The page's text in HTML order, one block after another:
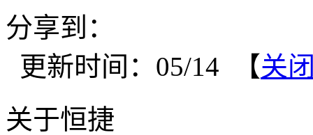
分享到：
更新时间：05/14 【关
关于恒捷